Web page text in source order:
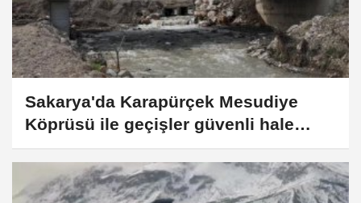
Sakarya'da Karapürçek Mesudiye
Köprüsü ile geçişler güvenli hale
geldi